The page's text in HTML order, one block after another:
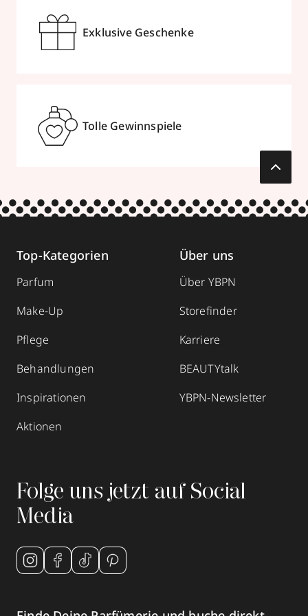
Exklusive Geschenke
Tolle Gewinnspiele
Top-Kategorien
Parfum
Make-Up
Pflege
Behandlungen
Inspirationen
Aktionen
Über uns
Über YBPN
Storefinder
Karriere
BEAUTYtalk
YBPN-Newsletter
Folge uns jetzt auf Social
Media